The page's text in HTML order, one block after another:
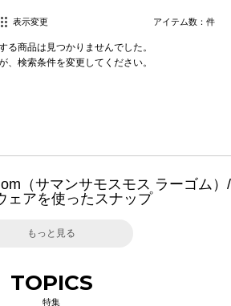
表示変更 アイテム数： 件
る商品は見つかりませんでした。
、検索条件を変更してください。
（サマンサモスモス ラーゴム）/
ェアを使ったスナップ
もっと見る
TOPICS
特集